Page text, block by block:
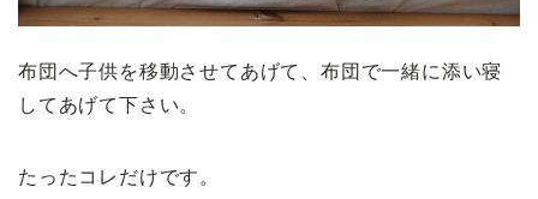
布団へ子供を移動させてあげて、布団で一緒に添い寝
してあげて下さい。
たったコレだけです。